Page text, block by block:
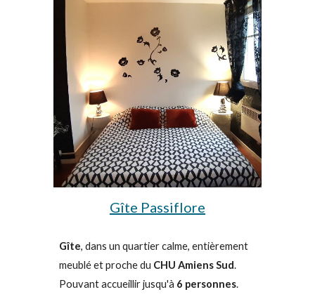
Gîte Passiflore
Gîte, dans un quartier calme, entièrement
meublé et proche du CHU Amiens Sud.
Pouvant accueillir jusqu'à 6 personnes.